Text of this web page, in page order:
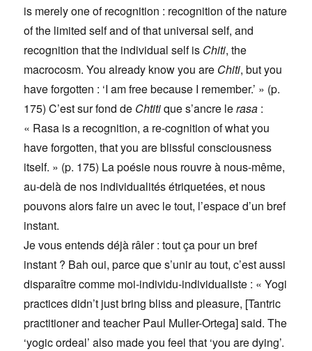
is merely one of recognition : recognition of the nature
of the limited self and of that universal self, and
recognition that the individual self is Chiti, the
macrocosm. You already know you are Chiti, but you
have forgotten : ‘I am free because I remember.’ » (p.
175) C’est sur fond de Chtitique s’ancre lerasa :
« Rasa is a recognition, a re-cognition of what you
have forgotten, that you are blissful consciousness
itself. » (p. 175) La poésie nous rouvre à nous-même,
au-delà de nos individualités étriquetées, et nous
pouvons alors faire un avec le tout, l’espace d’un bref
instant.
Je vous entends déjà râler : tout ça pour un bref
instant ? Bah oui, parce que s’unir au tout, c’est aussi
disparaître comme moi-individu-individualiste : « Yogi
practices didn’t just bring bliss and pleasure, [Tantric
practitioner and teacher Paul Muller-Ortega] said. The
‘yogic ordeal’ also made you feel that ‘you are dying’.